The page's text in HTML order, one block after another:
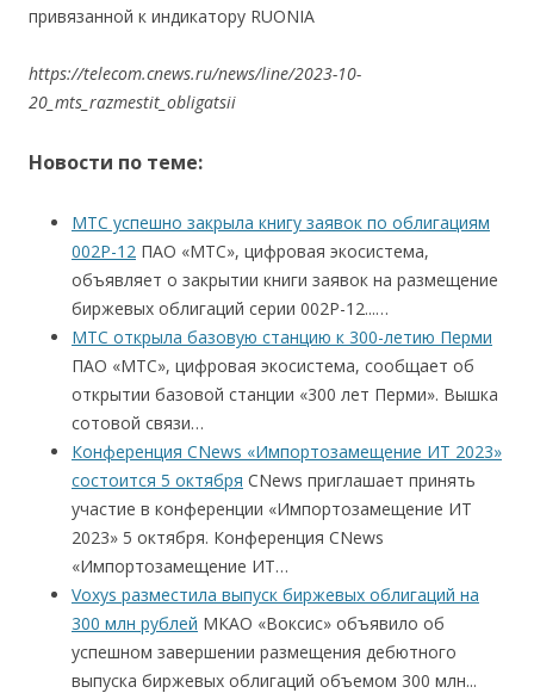
привязанной к индикатору RUONIA
https://telecom.cnews.ru/news/line/2023-10-
20_mts_razmestit_obligatsii
Новости по теме:
МТС успешно закрыла книгу заявок по облигациям
002Р-12 ПАО «МТС», цифровая экосистема,
объявляет о закрытии книги заявок на размещение
биржевых облигаций серии 002Р-12...…
МТС открыла базовую станцию к 300-летию Перми
ПАО «МТС», цифровая экосистема, сообщает об
открытии базовой станции «300 лет Перми». Вышка
сотовой связи…
Конференция CNews «Импортозамещение ИТ 2023»
состоится 5 октября CNews приглашает принять
участие в конференции «Импортозамещение ИТ
2023» 5 октября. Конференция CNews
«Импортозамещение ИТ…
Voxys разместила выпуск биржевых облигаций на
300 млн рублей МКАО «Воксис» объявило об
успешном завершении размещения дебютного
выпуска биржевых облигаций объемом 300 млн...